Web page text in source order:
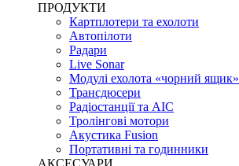
ПРОДУКТИ
Картплотери та ехолоти
Автопілоти
Радари
Live Sonar
Модулі ехолота «чорний ящик»
Трансдюсери
Радіостанції та АІС
Тролінгові мотори
Акустика Fusion
Портативні та годинники
АКСЕСУАРИ